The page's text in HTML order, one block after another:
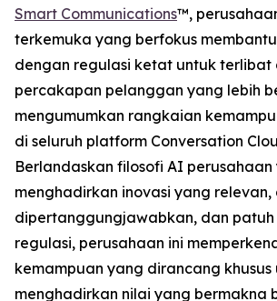
Smart Communications™,
terkemuka yang berfokus
dengan regulasi ketat untuk terlibat
percakapan pelanggan yang lebih
mengumumkan rangkaian
di seluruh platform Conversation
Berlandaskan filosofi AI perusahaan
menghadirkan inovasi yang
dipertanggungjawabkan, dan
regulasi, perusahaan ini
kemampuan yang dirancang khusus
menghadirkan nilai yang bermakna